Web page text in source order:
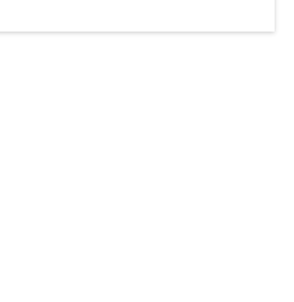
nicht mehr, ist aber integrativer